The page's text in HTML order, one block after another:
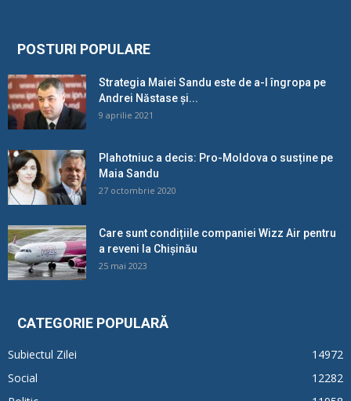
POSTURI POPULARE
Strategia Maiei Sandu este de a-l îngropa pe
Andrei Năstase și...
9 aprilie 2021
Plahotniuc a decis: Pro-Moldova o susține pe
Maia Sandu
27 octombrie 2020
Care sunt condițiile companiei Wizz Air pentru
a reveni la Chișinău
25 mai 2023
CATEGORIE POPULARĂ
Subiectul Zilei
14972
Social
12282